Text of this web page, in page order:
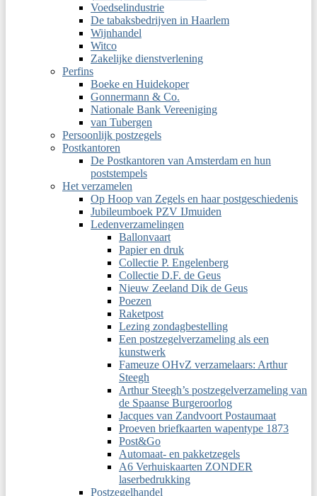
Voedselindustrie
De tabaksbedrijven in Haarlem
Wijnhandel
Witco
Zakelijke dienstverlening
Perfins
Boeke en Huidekoper
Gonnermann & Co.
Nationale Bank Vereeniging
van Tubergen
Persoonlijk postzegels
Postkantoren
De Postkantoren van Amsterdam en hun
poststempels
Het verzamelen
Op Hoop van Zegels en haar postgeschiedenis
Jubileumboek PZV IJmuiden
Ledenverzamelingen
Ballonvaart
Papier en druk
Collectie P. Engelenberg
Collectie D.F. de Geus
Nieuw Zeeland Dik de Geus
Poezen
Raketpost
Lezing zondagbestelling
Een postzegelverzameling als een
kunstwerk
Fameuze OHvZ verzamelaars: Arthur
Steegh
Arthur Steegh’s postzegelverzameling van
de Spaanse Burgeroorlog
Jacques van Zandvoort Postaumaat
Proeven briefkaarten wapentype 1873
Post&Go
Automaat- en pakketzegels
A6 Verhuiskaarten ZONDER
laserbedrukking
Postzegelhandel